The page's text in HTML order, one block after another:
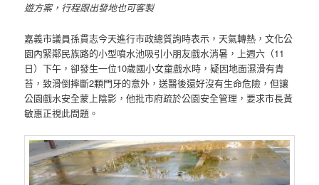
遊方案，行程跟出發地也可客製
嘉義市議員孫貫志今天進行市政總質詢時表示，天氣轉熱，文化公
園內緊鄰民族路的小型噴水池吸引小朋友戲水消暑，上週六（11
日）下午，卻發生一位10歲國小女童戲水時，疑因地面濕滑有青
苔，致滑倒摔斷2顆門牙的意外，送醫後還好沒有生命危險，但讓
公園戲水安全蒙上陰影，他批市府疏於公園安全管理，要求市長黃
敏惠正視此問題。